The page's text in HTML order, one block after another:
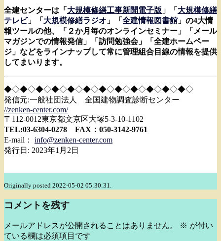
全建センターは「 大規模修繕工事新聞電子版 」「 大規模修繕
テレビ」「 大規模修繕ラジオ 」「 全建情報図書館 」の4大情
報ツールの他、「 ２か月毎のオンラインセミナー」「メール
マガジンでの情報発信」
「訪問勉強会」「全建ホームペー
ジ」 などをラインナップして常に管理組合目線の情報を提供
してまいり ます。
◆◇◆◇◆◇◆◇◆◇◆◇◆◇◆◇◆◇◆◇◆◇◆◇
発信元:一般社団法人 全国建物調査診断センター
//zenken-center.com/
〒112-0012東京都文京区大塚5-3-10-1102
TEL:03-6304-0278 FAX：050-3142-9761
E-mail： info@zenken-center.com
発行日: 2023年1月2日
Originally posted 2022-05-02 05:30:31.
コメントを残す
メールアドレスが公開されることはありません。 ※ が付い
ている欄は必須項目です